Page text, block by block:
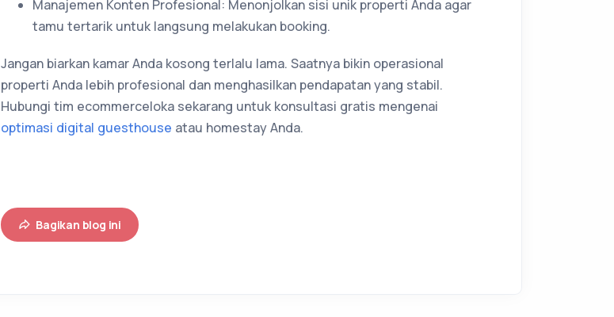
Manajemen Konten Profesional: Menonjolkan sisi unik properti Anda agar
tamu tertarik untuk langsung melakukan booking.
Jangan biarkan kamar Anda kosong terlalu lama. Saatnya bikin operasional
properti Anda lebih profesional dan menghasilkan pendapatan yang stabil.
Hubungi tim ecommerceloka sekarang untuk konsultasi gratis mengenai
optimasi digital guesthouse atau homestay Anda.
Bagikan blog ini